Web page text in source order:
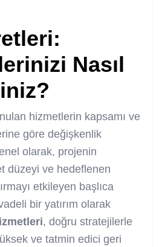
:
Nasıl
hizmetlerin kapsamı ve
göre değişkenlik
olarak, projenin
düzeyi ve hedeflenen
etkileyen başlıca
bir yatırım olarak
, doğru stratejilerle
ve tatmin edici geri